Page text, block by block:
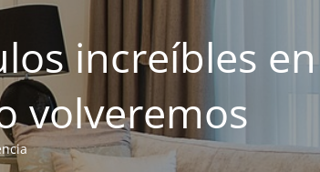
increíbles en
volveremos